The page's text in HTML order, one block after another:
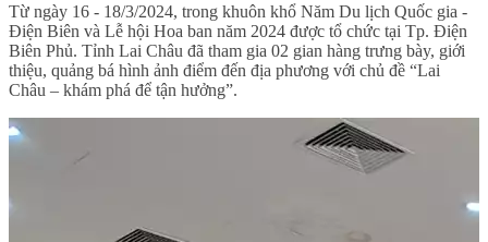
Từ ngày 16 - 18/3/2024, trong khuôn khổ Năm Du lịch Quốc gia -
Điện Biên và Lễ hội Hoa ban năm 2024 được tổ chức tại Tp. Điện
Biên Phủ. Tỉnh Lai Châu đã tham gia 02 gian hàng trưng bày, giới
thiệu, quảng bá hình ảnh điểm đến địa phương với chủ đề “Lai
Châu – khám phá để tận hưởng”.